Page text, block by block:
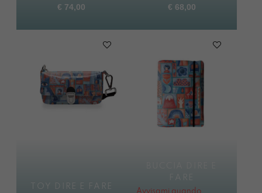
€ 74,00 € 68,00
TOY DIRE E FARE
Avvisami quando